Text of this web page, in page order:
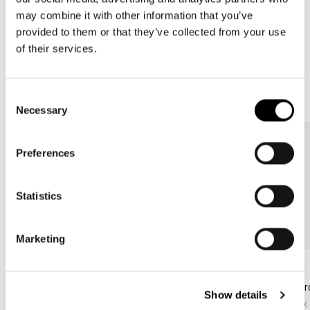
may combine it with other information that you’ve
provided to them or that they’ve collected from your use
of their services.
Selection
Necessary
Preferences
Statistics
Marketing
Show details